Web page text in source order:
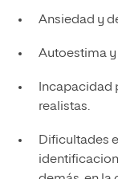
Ansiedad y
Autoestima
Incapacidad
realistas.
Dificultades